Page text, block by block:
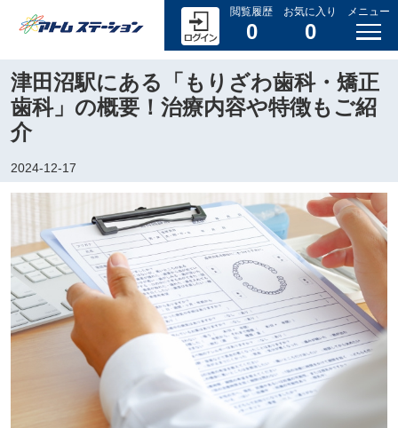
閲覧履歴
0
お気に入り
0
メニュー
津田沼駅にある「もりざわ歯科・矯正
歯科」の概要！治療内容や特徴もご紹
介
2024-12-17